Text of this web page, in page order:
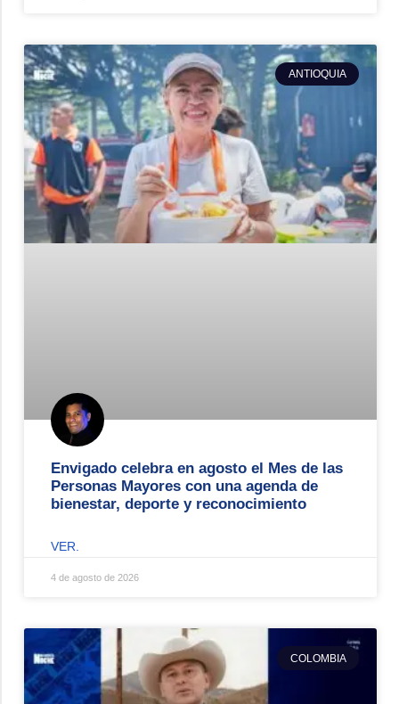
ANTIOQUIA
Envigado celebra en agosto el Mes de las
Personas Mayores con una agenda de
bienestar, deporte y reconocimiento
VER.
4 de agosto de 2026
COLOMBIA